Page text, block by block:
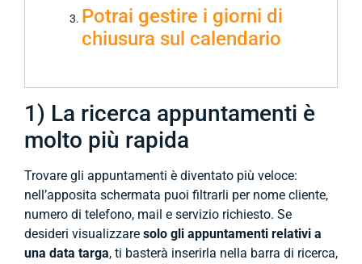
Potrai gestire i giorni di
chiusura sul calendario
1) La ricerca appuntamenti è
molto più rapida
Trovare gli appuntamenti è diventato più veloce:
nell’apposita schermata puoi filtrarli per nome cliente,
numero di telefono, mail e servizio richiesto. Se
desideri visualizzare solo gli appuntamenti relativi a
una data targa, ti basterà inserirla nella barra di ricerca,